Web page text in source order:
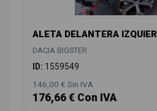
ALETA DELANTERA
DACIA BIGSTER
ID: 1559549
146,00 € Sin IVA
176,66 € Con IVA